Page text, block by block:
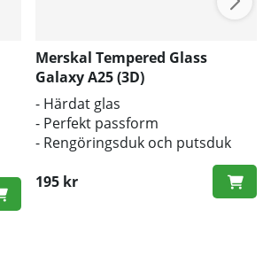
Merskal Tempered Glass
Galaxy A25 (3D)
- Härdat glas
- Perfekt passform
- Rengöringsduk och putsduk
195 kr